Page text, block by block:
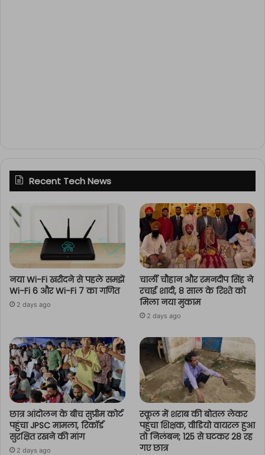
Recent Tech News
नया Wi-Fi खरीदने से पहले समझें
Wi-Fi 6 और Wi-Fi 7 का गणित
2 days ago
चार्ली चौहान और रमनदीप सिंह ने
रचाई शादी, 8 साल के रिश्ते को
मिला नया मुकाम
2 days ago
छात्र आंदोलन के बीच सुप्रीम कोर्ट
पहुंचा JPSC मामला, रिकॉर्ड
सुरक्षित रखने की मांग
2 days ago
स्कूल में शराब की बोतल लेकर
पहुंचा शिक्षक, वीडियो वायरल हुआ
तो निलंबन; 125 से घटकर 28 रह
गए छात्र